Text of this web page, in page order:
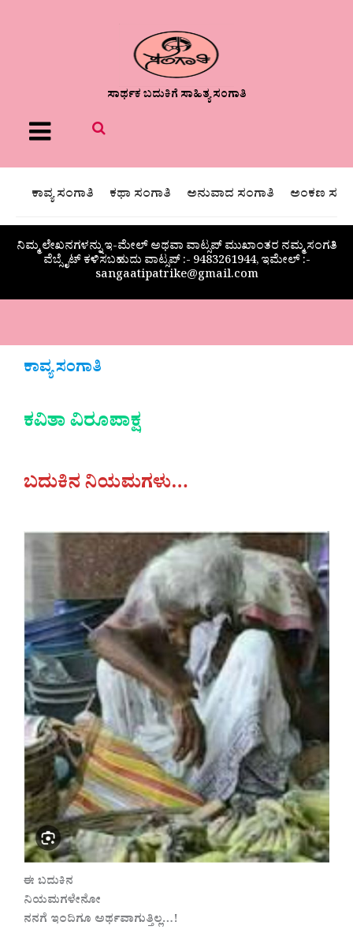
ಸಾರ್ಥಕ ಬದುಕಿಗೆ ಸಾಹಿತ್ಯ ಸಂಗಾತಿ
Menu
ಕಾವ್ಯ ಸಂಗಾತಿ ಕಥಾ ಸಂಗಾತಿ ಅನುವಾದ ಸಂಗಾತಿ ಅಂಕಣ
ನಿಮ್ಮ ಲೇಖನಗಳನ್ನು ಇ-ಮೇಲ್ ಅಥವಾ ವಾಟ್ಸಪ್ ಮುಖಾಂತರ ನಮ್ಮ ಸಂಗತಿ
ವೆಬ್ಸೈಟ್ ಕಳಿಸಬಹುದು ವಾಟ್ಸಪ್‌ :- 9483261944, ಇಮೇಲ್ :-
sangaatipatrike@gmail.com
ಕಾವ್ಯ ಸಂಗಾತಿ
ಕವಿತಾ ವಿರೂಪಾಕ್ಷ
ಬದುಕಿನ ನಿಯಮಗಳು…
ಈ ಬದುಕಿನ
ನಿಯಮಗಳೇನೋ
ನನಗೆ ಇಂದಿಗೂ ಅರ್ಥವಾಗುತ್ತಿಲ್ಲ…!